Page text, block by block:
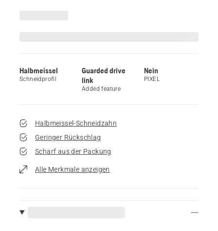
Halbmeissel
Schneidprofil
Guarded drive
link
Added feature
Nein
PIXEL
Halbmeissel-Schneidzahn
Geringer Rückschlag
Scharf aus der Packung
Alle Merkmale anzeigen